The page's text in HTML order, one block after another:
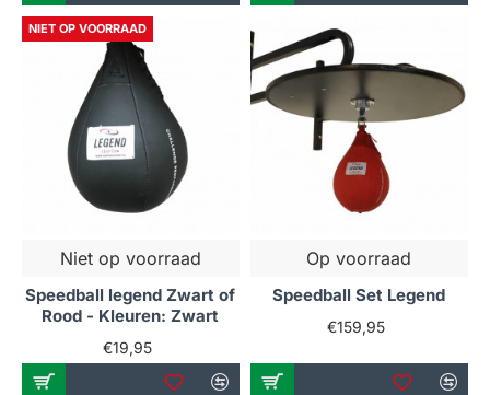
NIET OP VOORRAAD
Niet op voorraad
Speedball legend Zwart of
Rood - Kleuren: Zwart
€19,95
Op voorraad
Speedball Set Legend
€159,95